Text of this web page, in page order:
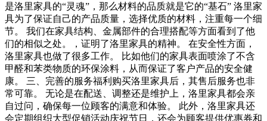
是洛里家具的“灵魂”，那么材料的品质就是它的“基石” 洛里家
具为了保证自己的产品质量，选择优质的材料，注重每一个细
节。 我们在家具结构、金属部件的合理搭配等方面看到了他
们的相似之处。，证明了洛里家具的精神。 在安全性方面，
洛里家具也做了很多工作。 比如他们的家具表面喷涂了不含
甲醛和苯类物质的环保涂料，从而保证了客户产品的安全健
康。 三、完善的服务福利购买洛里家具后，其售后服务也非
常可靠。 无论是在配送、调整还是维护上，洛里家具都会亲
自过问，确保每一位顾客的满意和体验。 此外，洛里家具还
会定期组织大型促销活动庆祝节日，还会为顾客提供优惠券和